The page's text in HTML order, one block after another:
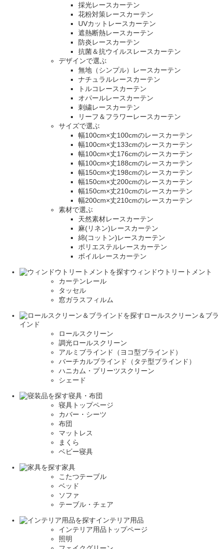
採光レースカーテン
花粉対策レースカーテン
UVカットレースカーテン
遮熱断熱レースカーテン
防炎レースカーテン
抗菌＆抗ウイルスレースカーテン
デザインで選ぶ
無地（シンプル）レースカーテン
ナチュラルレースカーテン
トルコレースカーテン
オパールレースカーテン
刺繍レースカーテン
リーフ＆フラワーレースカーテン
サイズで選ぶ
幅100cm×丈100cmのレースカーテン
幅100cm×丈133cmのレースカーテン
幅100cm×丈176cmのレースカーテン
幅100cm×丈188cmのレースカーテン
幅150cm×丈198cmのレースカーテン
幅150cm×丈200cmのレースカーテン
幅150cm×丈210cmのレースカーテン
幅200cm×丈210cmのレースカーテン
素材で選ぶ
天然素材レースカーテン
麻(リネン)レースカーテン
綿(コットン)レースカーテン
ポリエステルレースカーテン
ボイルレースカーテン
ウィンドウトリートメント
カーテンレール
タッセル
窓ガラスフィルム
ロールスクリーン＆ブラ
インド
ロールスクリーン
調光ロールスクリーン
アルミブラインド（ヨコ型ブラインド）
バーチカルブラインド（タテ型ブラインド）
ハニカム・プリーツスクリーン
シェード
寝具・布団
寝具トップページ
カバー・シーツ
布団
マットレス
まくら
ベビー寝具
家具
こたつテーブル
ベッド
ソファ
テーブル・チェア
インテリア用品
インテリア用品トップページ
照明